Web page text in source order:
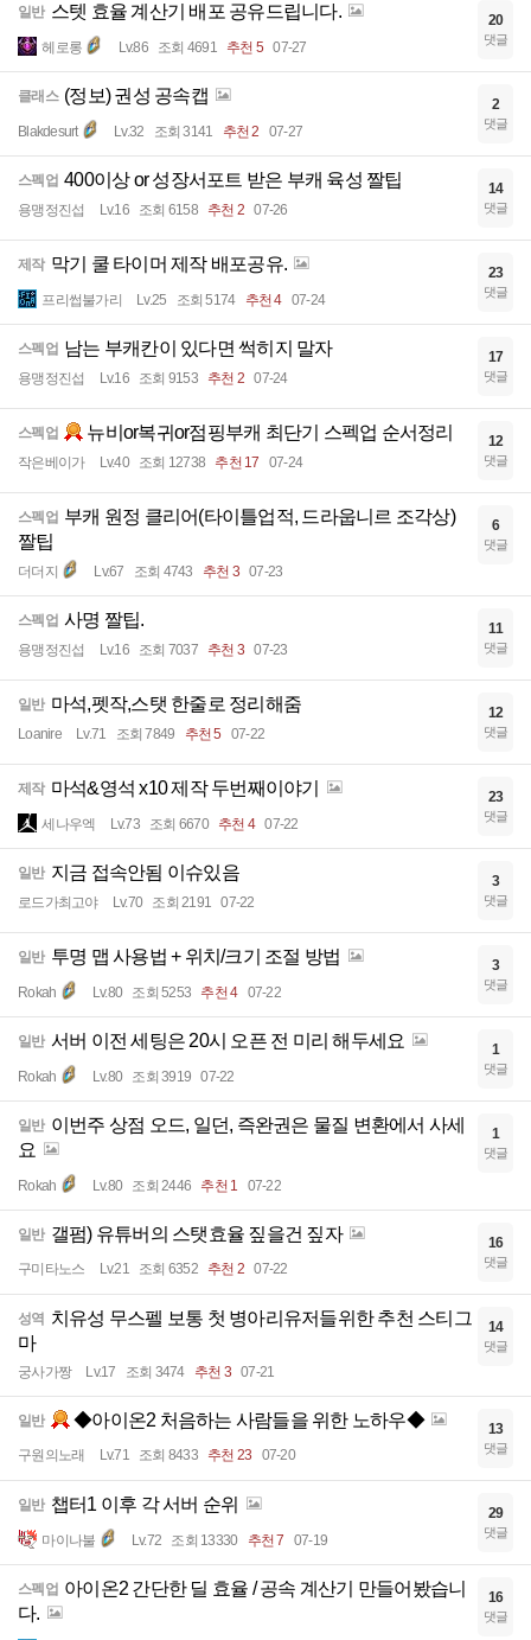
일반 스텟 효율 계산기 배포 공유드립니다.
헤로롱 Lv.86 조회 4691 추천 5 07-27
20
댓글
클래스 (정보) 권성 공속캡
Blakdesurt Lv.32 조회 3141 추천 2 07-27
2
댓글
스펙업 400이상 or 성장서포트 받은 부캐 육성 짤팁
용맹정진섭 Lv.16 조회 6158 추천 2 07-26
14
댓글
제작 막기 쿨 타이머 제작 배포공유.
프리썹불가리 Lv.25 조회 5174 추천 4 07-24
23
댓글
스펙업 남는 부캐칸이 있다면 썩히지 말자
용맹정진섭 Lv.16 조회 9153 추천 2 07-24
17
댓글
스펙업 뉴비or복귀or점핑부캐 최단기 스펙업 순서정리
작은베이가 Lv.40 조회 12738 추천 17 07-24
12
댓글
스펙업 부캐 원정 클리어(타이틀업적, 드라웁니르 조각상)
짤팁
더더지 Lv.67 조회 4743 추천 3 07-23
6
댓글
스펙업 사명 짤팁.
용맹정진섭 Lv.16 조회 7037 추천 3 07-23
11
댓글
일반 마석,펫작,스탯 한줄로 정리해줌
Loanire Lv.71 조회 7849 추천 5 07-22
12
댓글
제작 마석&영석 x10 제작 두번째이야기
세나우엑 Lv.73 조회 6670 추천 4 07-22
23
댓글
일반 지금 접속안됨 이슈있음
로드가최고야 Lv.70 조회 2191 07-22
3
댓글
일반 투명 맵 사용법 + 위치/크기 조절 방법
Rokah Lv.80 조회 5253 추천 4 07-22
3
댓글
일반 서버 이전 세팅은 20시 오픈 전 미리 해두세요
Rokah Lv.80 조회 3919 07-22
1
댓글
일반 이번주 상점 오드, 일던, 즉완권은 물질 변환에서 사세
요
Rokah Lv.80 조회 2446 추천 1 07-22
1
댓글
일반 갤펌) 유튜버의 스탯효율 짚을건 짚자
구미타노스 Lv.21 조회 6352 추천 2 07-22
16
댓글
성역 치유성 무스펠 보통 첫 병아리유저들위한 추천 스티그
마
궁사가짱 Lv.17 조회 3474 추천 3 07-21
14
댓글
일반 ◆아이온2 처음하는 사람들을 위한 노하우◆
구원의노래 Lv.71 조회 8433 추천 23 07-20
13
댓글
일반 챕터1 이후 각 서버 순위
마이나불 Lv.72 조회 13330 추천 7 07-19
29
댓글
스펙업 아이온2 간단한 딜 효율 / 공속 계산기 만들어봤습니
다.
16
댓글